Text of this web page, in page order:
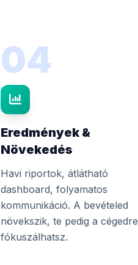
04
Eredmények &
Növekedés
Havi riportok, átlátható
dashboard, folyamatos
kommunikáció. A bevételed
növekszik, te pedig a cégedre
fókuszálhatsz.